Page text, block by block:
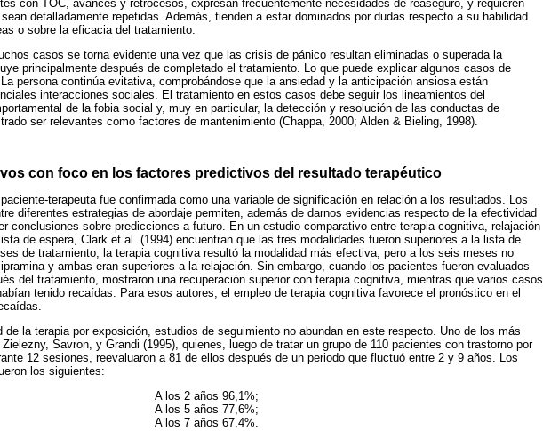
con TOC, avances y retrocesos, expresan frecuentemente necesidades de reaseguro, y requieren
detalladamente repetidas. Además, tienden a estar dominados por dudas respecto a su habilidad
o sobre la eficacia del tratamiento.
casos se torna evidente una vez que las crisis de pánico resultan eliminadas o superada la
principalmente después de completado el tratamiento. Lo que puede explicar algunos casos de
persona continúa evitativa, comprobándose que la ansiedad y la anticipación ansiosa están
interacciones sociales. El tratamiento en estos casos debe seguir los lineamientos del
de la fobia social y, muy en particular, la detección y resolución de las conductas de
ser relevantes como factores de mantenimiento (Chappa, 2000; Alden & Bieling, 1998).
con foco en los factores predictivos del resultado terapéutico
terapeuta fue confirmada como una variable de significación en relación a los resultados. Los
diferentes estrategias de abordaje permiten, además de darnos evidencias respecto de la efectividad
conclusiones sobre predicciones a futuro. En un estudio comparativo entre terapia cognitiva, relajación
de espera, Clark et al. (1994) encuentran que las tres modalidades fueron superiores a la lista de
de tratamiento, la terapia cognitiva resultó la modalidad más efectiva, pero a los seis meses no
y ambas eran superiores a la relajación. Sin embargo, cuando los pacientes fueron evaluados
del tratamiento, mostraron una recuperación superior con terapia cognitiva, mientras que varios casos
tenido recaídas. Para esos autores, el empleo de terapia cognitiva favorece el pronóstico en el
de la terapia por exposición, estudios de seguimiento no abundan en este respecto. Uno de los más
Savron, y Grandi (1995), quienes, luego de tratar un grupo de 110 pacientes con trastorno por
12 sesiones, reevaluaron a 81 de ellos después de un periodo que fluctuó entre 2 y 9 años. Los
los siguientes:
A los 2 años 96,1%;
A los 5 años 77,6%;
A los 7 años 67,4%.